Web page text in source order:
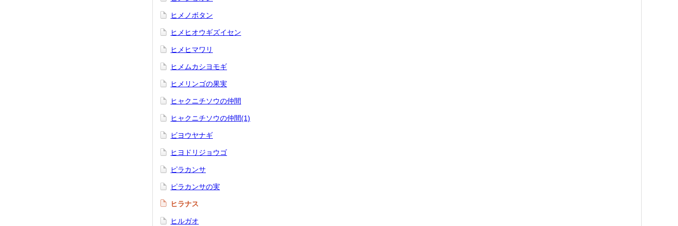
ヒメノボタン
ヒメヒオウギズイセン
ヒメヒマワリ
ヒメムカシヨモギ
ヒメリンゴの果実
ヒャクニチソウの仲間
ヒャクニチソウの仲間(1)
ビヨウヤナギ
ヒヨドリジョウゴ
ピラカンサ
ピラカンサの実
ヒラナス
ヒルガオ